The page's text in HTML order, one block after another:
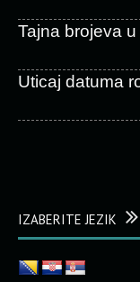
Tajna brojeva
Uticaj datuma
IZABERITE JEZIK